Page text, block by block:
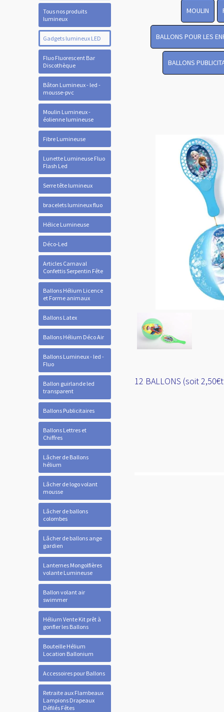
Tous nos produits
lumineux
Gadgets lumineux LED
Fluo Fluorescent Bar
Discothèque
Bâton Lumineux - led -
mousse-pvc
Moulin Lumineux -
éolienne lumineuse
Fibre Lumineuse
Lunette Lumineuse Fluo
Flash Led
Serre tête lumineux
bracelets lumineux fluo
Hélice Lumineuse
Déco-Led
Articles Carnaval
Confettis Serpentin Fête
Ballons Hélium Licence
et Forme animaux
Ballons Latex
Ballons Hélium Déco Air
Ballons Lumineux - led -
Fluo
Ballon guirlande led
transparent
Ballons Publicitaires
Ballons Lettres et
Chiffres
Lâcher de Ballons
hélium
Lâcher de logo volant
mousse
Lâcher de ballons
colombes
Lâcher de ballons ange
gardien
Lanternes Mongolfières
volante Lumineuse
Ballon volant air
swimmer
Hélium Vente Kit prêt à
gonfler les Ballons
Bouteille Hélium
Location Ballonium
Accessoires pour Ballons
Retraite aux Flambeaux
Lampions Drapeaux
Défilés Fêtes
MOULIN
BALLONS POUR LES
BALLONS
12 BALLONS (soit